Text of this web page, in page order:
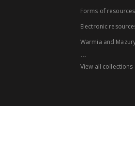
Forms of resources
Electronic
Warmia and
...
View all collections